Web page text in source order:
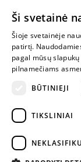
Ši svetainė
Šioje svetainėje
patirtį.
pagal mūsų
pilnamečiams
BŪTINIEJI
TIKSLINIAI